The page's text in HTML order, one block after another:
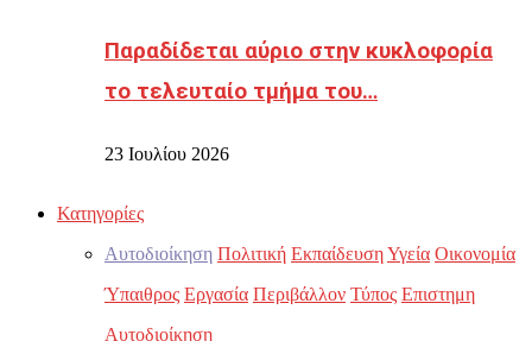
Παραδίδεται αύριο στην κυκλοφορία
το τελευταίο τμήμα του…
23 Ιουλίου 2026
Κατηγορίες
Αυτοδιοίκηση Πολιτική ΕκπαίδευσηΥγεία Οικονομία
Ύπαιθρος Εργασία Περιβάλλον Τύπος Επιστημη
Αυτοδιοίκηση